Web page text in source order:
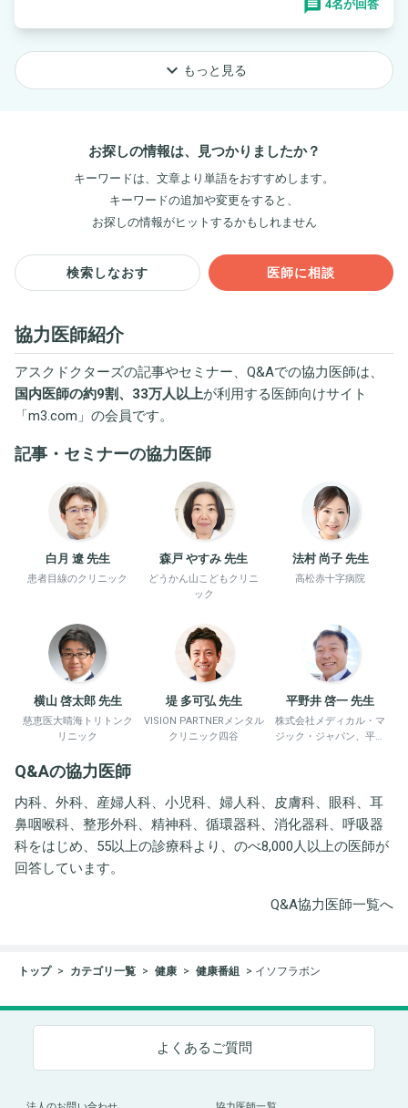
4名が回答
keyboard_arrow_down もっと見る
お探しの情報は、見つかりましたか？
キーワードは、文章より単語をおすすめします。
キーワードの追加や変更をすると、
お探しの情報がヒットするかもしれません
検索しなおす 医師に相談
協力医師紹介
アスクドクターズの記事やセミナー、Q&Aでの協力医師は、
国内医師の約9割、33万人以上が利用する医師向けサイト
「m3.com 」の会員です。
記事・セミナーの協力医師
白月 遼 先生
患者目線のクリニック
森戸 やすみ 先生
どうかん山こどもクリニ
ック
法村 尚子 先生
高松赤十字病院
横山 啓太郎 先生
慈恵医大晴海トリトンク
リニック
堤 多可弘 先生
VISION PARTNERメンタル
クリニック四谷
平野井 啓一 先生
株式会社メディカル・マ
ジック・ジャパン、平野
Q&Aの協力医師
内科、外科、産婦人科、小児科、婦人科、皮膚科、眼科、耳
鼻咽喉科、整形外科、精神科、循環器科、消化器科、呼吸器
科をはじめ、55以上の診療科より、のべ8,000人以上の医師が
回答しています。
Q&A協力医師一覧へ
トップ カテゴリ一覧 健康 健康番組 イソフラボン
よくあるご質問